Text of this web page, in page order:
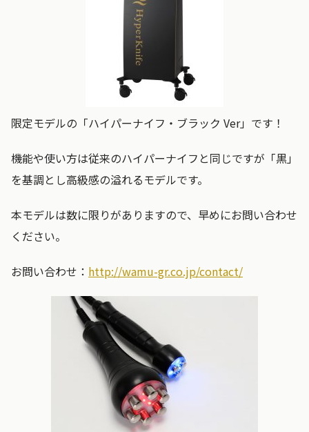
限定モデルの「ハイパーナイフ・ブラック Ver」です！
機能や使い方は従来のハイパーナイフと同じですが「黒」
を基調とし高級感の溢れるモデルです。
本モデルは数に限りがありますので、早めにお問い合わせ
ください。
お問い合わせ： http://wamu-gr.co.jp/contact/